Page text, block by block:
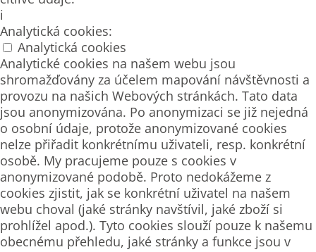
i
Analytická cookies:
Analytická cookies
Analytické cookies na našem webu jsou
shromažďovány za účelem mapování návštěvnosti a
provozu na našich Webových stránkách. Tato data
jsou anonymizována. Po anonymizaci se již nejedná
o osobní údaje, protože anonymizované cookies
nelze přiřadit konkrétnímu uživateli, resp. konkrétní
osobě. My pracujeme pouze s cookies v
anonymizované podobě. Proto nedokážeme z
cookies zjistit, jak se konkrétní uživatel na našem
webu choval (jaké stránky navštívil, jaké zboží si
prohlížel apod.). Tyto cookies slouží pouze k našemu
obecnému přehledu, jaké stránky a funkce jsou v